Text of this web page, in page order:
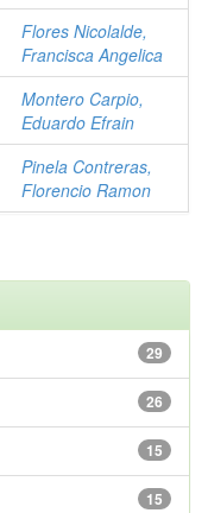
Flores Nicolalde,
Francisca Angelica
Montero Carpio,
Eduardo Efrain
Pinela Contreras,
Florencio Ramon
29
26
15
15